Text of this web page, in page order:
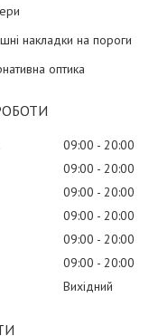
накладки на пороги
оптика
09:00
20:00
09:00
20:00
09:00
20:00
09:00
20:00
09:00
20:00
09:00
20:00
Вихідний